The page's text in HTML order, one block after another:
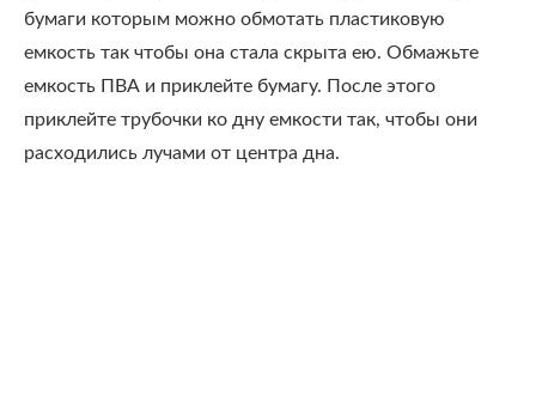
бумаги которым можно обмотать пластиковую
емкость так чтобы она стала скрыта ею. Обмажьте
емкость ПВА и приклейте бумагу. После этого
приклейте трубочки ко дну емкости так, чтобы они
расходились лучами от центра дна.